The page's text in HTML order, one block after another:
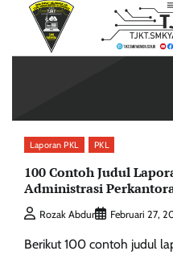
Laporan PKL PKL
100 Contoh Judul
Administrasi
Rozak Abdur Februari 27,
Berikut 100 contoh judul